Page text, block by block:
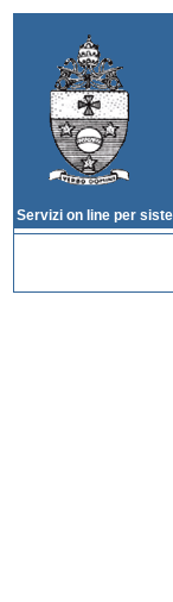
Servizi on line per